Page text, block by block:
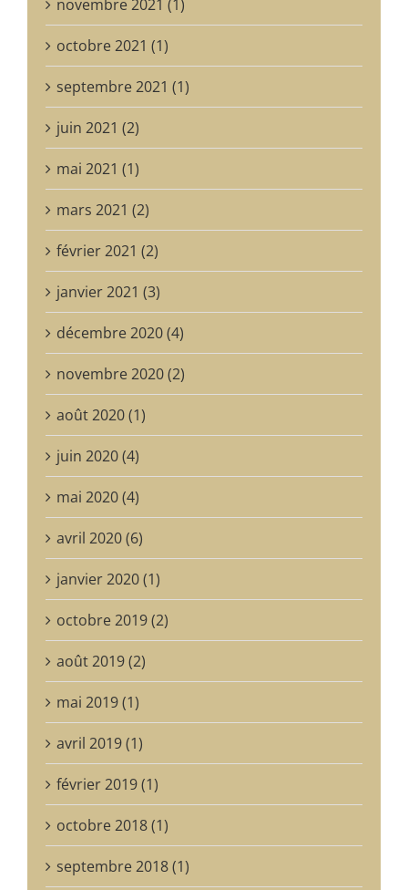
novembre 2021 (1)
octobre 2021 (1)
septembre 2021 (1)
juin 2021 (2)
mai 2021 (1)
mars 2021 (2)
février 2021 (2)
janvier 2021 (3)
décembre 2020 (4)
novembre 2020 (2)
août 2020 (1)
juin 2020 (4)
mai 2020 (4)
avril 2020 (6)
janvier 2020 (1)
octobre 2019 (2)
août 2019 (2)
mai 2019 (1)
avril 2019 (1)
février 2019 (1)
octobre 2018 (1)
septembre 2018 (1)